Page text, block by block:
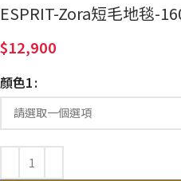
ESPRIT-Zora短毛地毯-
12,900
顏色1